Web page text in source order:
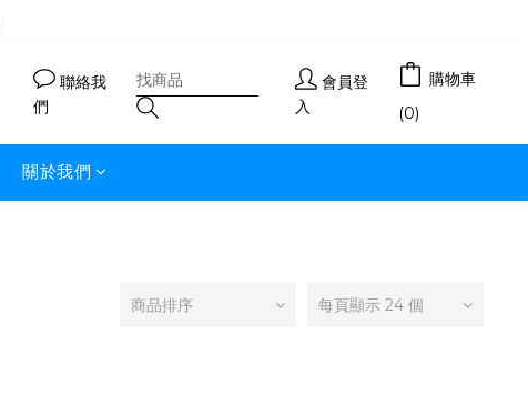
聯絡我
們
會員登
入
購物車
(0)
關於我們
商品排序 每頁顯示 24 個